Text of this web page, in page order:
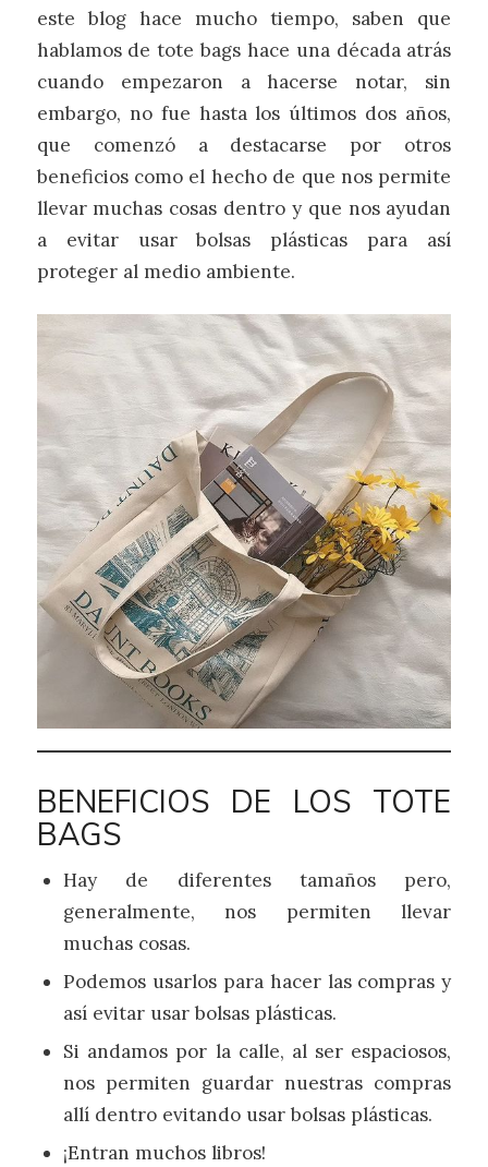
este blog hace mucho tiempo, saben que
hablamos de tote bags hace una década atrás
cuando empezaron a hacerse notar, sin
embargo, no fue hasta los últimos dos años,
que comenzó a destacarse por otros
beneficios como el hecho de que nos permite
llevar muchas cosas dentro y que nos ayudan
a evitar usar bolsas plásticas para así
proteger al medio ambiente.
BENEFICIOS DE LOS TOTE
BAGS
Hay de diferentes tamaños pero,
generalmente, nos permiten llevar
muchas cosas.
Podemos usarlos para hacer las compras y
así evitar usar bolsas plásticas.
Si andamos por la calle, al ser espaciosos,
nos permiten guardar nuestras compras
allí dentro evitando usar bolsas plásticas.
¡Entran muchos libros!